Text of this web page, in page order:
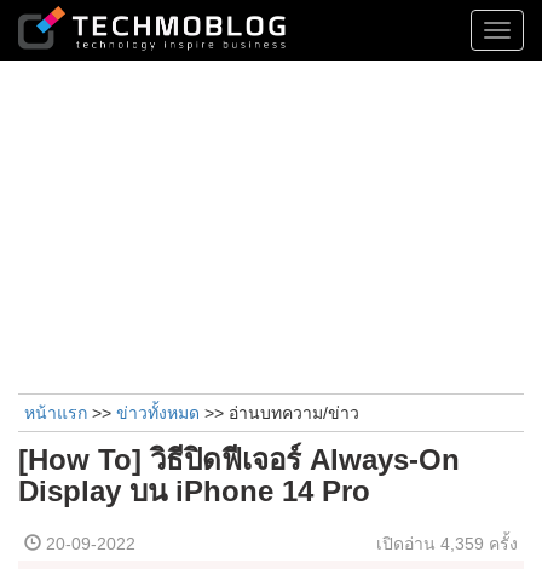
หน้าแรก >> ข่าวทั้งหมด >> อ่านบทความ/ข่าว
[How To] วิธีปิดฟีเจอร์ Always-On
Display บน iPhone 14 Pro
20-09-2022 เปิดอ่าน 4,359 ครั้ง